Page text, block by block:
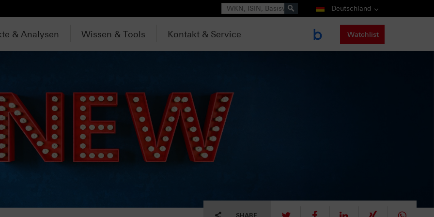
Suche Deutschland
& Analysen Wissen & Tools Kontakt & Service Watchlist
SHARE tweet mitteilen